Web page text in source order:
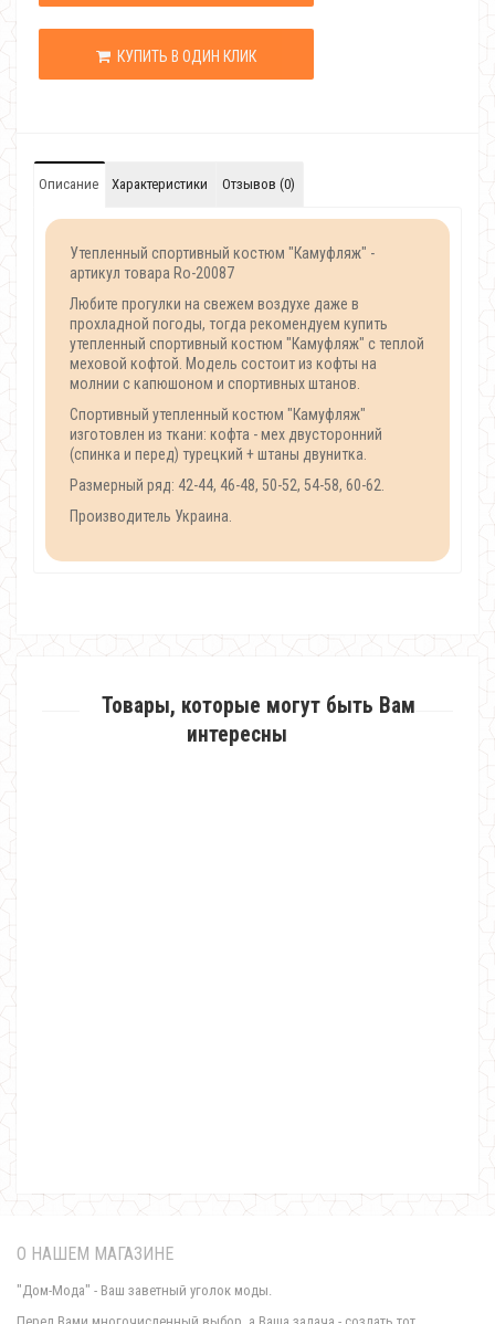
КУПИТЬ В ОДИН КЛИК
Описание Характеристики Отзывов (0)
Утепленный спортивный костюм "Камуфляж" -
артикул товара Ro-20087
Любите прогулки на свежем воздухе даже в
прохладной погоды, тогда рекомендуем купить
утепленный спортивный костюм "Камуфляж" с теплой
меховой кофтой. Модель состоит из кофты на
молнии с капюшоном и спортивных штанов.
Спортивный утепленный костюм "Камуфляж"
изготовлен из ткани: кофта - мех двусторонний
(спинка и перед) турецкий + штаны двунитка.
Размерный ряд: 42-44, 46-48, 50-52, 54-58, 60-62.
Производитель Украина.
Товары, которые могут быть Вам
интересны
О НАШЕМ МАГАЗИНЕ
"Дом-Мода" - Ваш заветный уголок моды.